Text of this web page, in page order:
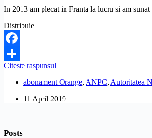
despagubiri?
In 2013 am plecat in Franta la lucru si am
Distribuie
Facebook
Share
Citeste raspunsul
a
ca
abonament Orange, ANPC, Autoritatea
11 April 2019
Posts